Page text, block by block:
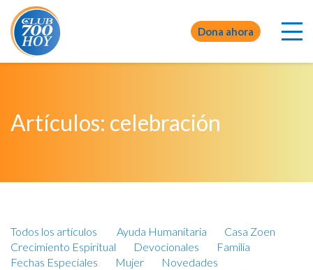
Dona ahora
Artículos: celebración
Todos los artículos Ayuda Humanitaria
Casa Zoen
Crecimiento Espiritual
Devocionales
Familia
Fechas Especiales
Mujer
Novedades